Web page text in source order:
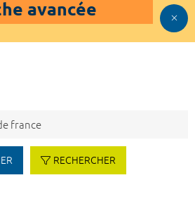
avancée
RECHERCHER